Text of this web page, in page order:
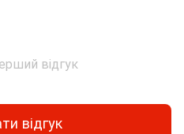
відгук
відгук